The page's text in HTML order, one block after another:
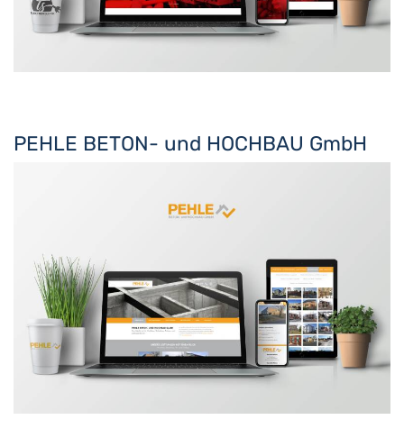
PEHLE BETON- und HOCHBAU GmbH